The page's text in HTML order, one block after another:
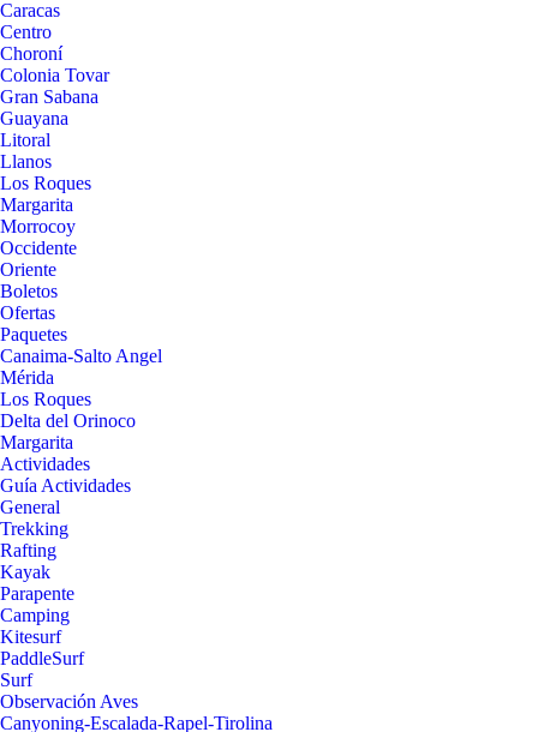
Caracas
Centro
Choroní
Colonia Tovar
Gran Sabana
Guayana
Litoral
Llanos
Los Roques
Margarita
Morrocoy
Occidente
Oriente
Boletos
Ofertas
Paquetes
Canaima-Salto Angel
Mérida
Los Roques
Delta del Orinoco
Margarita
Actividades
Guía Actividades
General
Trekking
Rafting
Kayak
Parapente
Camping
Kitesurf
PaddleSurf
Surf
Observación Aves
Canyoning-Escalada-Rapel-Tirolina